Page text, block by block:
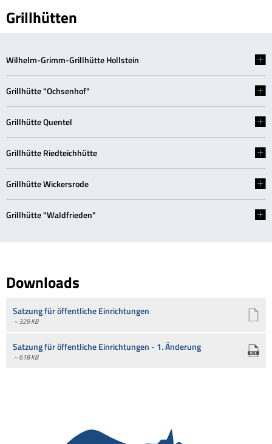
Grillhütten
Wilhelm-Grimm-Grillhütte Hollstein
Grillhütte "Ochsenhof"
Grillhütte Quentel
Grillhütte Riedteichhütte
Grillhütte Wickersrode
Grillhütte "Waldfrieden"
Downloads
Satzung für öffentliche Einrichtungen
~ 329 KB
Satzung für öffentliche Einrichtungen - 1. Änderung
~ 618 KB